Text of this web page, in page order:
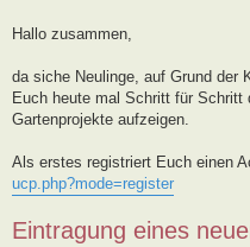
Hallo zusammen,
da siche Neulinge, auf Grund der
Euch heute mal Schritt für
Gartenprojekte aufzeigen.
Als erstes registriert Euch einen
ucp.php?mode=register
Eintragung eines